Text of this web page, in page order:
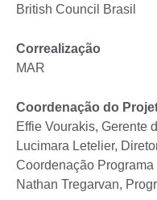
British Council Brasil
Correalização
MAR
Coordenação do
Effie Vourakis, Gerente
Lucimara Letelier,
Coordenação
Nathan Tregarvan,